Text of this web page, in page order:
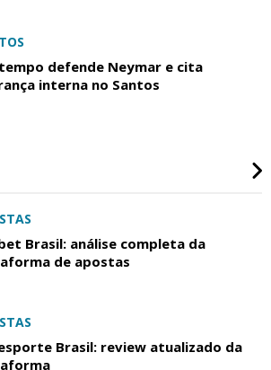
defende Neymar e cita
interna no Santos
Brasil: análise completa da
de apostas
Brasil: review atualizado da